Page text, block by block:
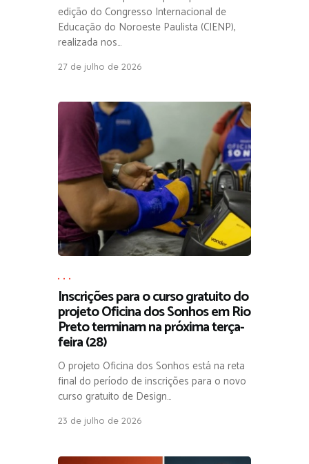
edição do Congresso Internacional de
Educação do Noroeste Paulista (CIENP),
realizada nos…
27 de julho de 2026
, , ,
Inscrições para o curso gratuito do
projeto Oficina dos Sonhos em Rio
Preto terminam na próxima terça-
feira (28)
O projeto Oficina dos Sonhos está na reta
final do período de inscrições para o novo
curso gratuito de Design…
23 de julho de 2026